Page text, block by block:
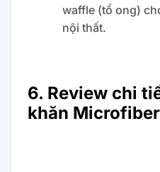
waffle (tổ ong)
nội thất.
6. Review chi
khăn